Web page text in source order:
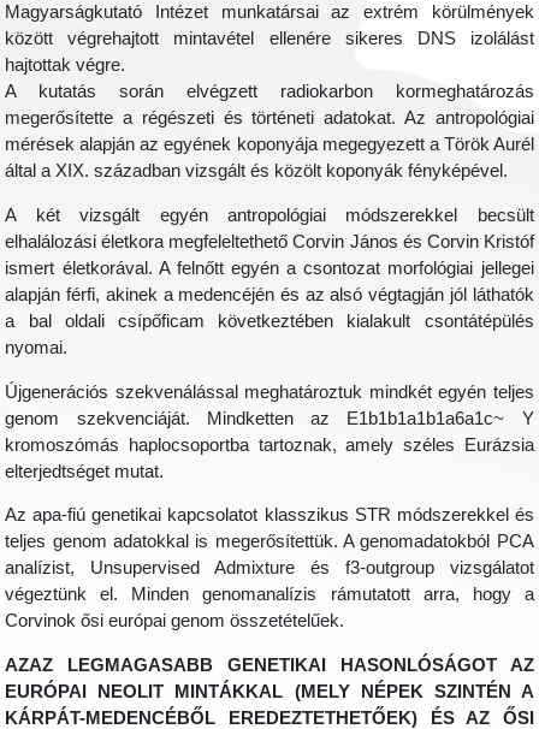
Magyarságkutató Intézet munkatársai az extrém körülmények
között végrehajtott mintavétel ellenére sikeres DNS izolálást
hajtottak végre.
A kutatás során elvégzett radiokarbon kormeghatározás
megerősítette a régészeti és történeti adatokat. Az antropológiai
mérések alapján az egyének koponyája megegyezett a Török Aurél
által a XIX. században vizsgált és közölt koponyák fényképével.
A két vizsgált egyén antropológiai módszerekkel becsült
elhalálozási életkora megfeleltethető Corvin János és Corvin Kristóf
ismert életkorával. A felnőtt egyén a csontozat morfológiai jellegei
alapján férfi, akinek a medencéjén és az alsó végtagján jól láthatók
a bal oldali csípőficam következtében kialakult csontátépülés
nyomai.
Újgenerációs szekvenálással meghatároztuk mindkét egyén teljes
genom szekvenciáját. Mindketten az E1b1b1a1b1a6a1c~ Y
kromoszómás haplocsoportba tartoznak, amely széles Eurázsia
elterjedtséget mutat.
Az apa-fiú genetikai kapcsolatot klasszikus STR módszerekkel és
teljes genom adatokkal is megerősítettük. A genomadatokból PCA
analízist, Unsupervised Admixture és f3-outgroup vizsgálatot
végeztünk el. Minden genomanalízis rámutatott arra, hogy a
Corvinok ősi európai genom összetételűek.
AZAZ LEGMAGASABB GENETIKAI HASONLÓSÁGOT AZ
EURÓPAI NEOLIT MINTÁKKAL (MELY NÉPEK SZINTÉN A
KÁRPÁT-MEDENCÉBŐL EREDEZTETHETŐEK) ÉS AZ ŐSI